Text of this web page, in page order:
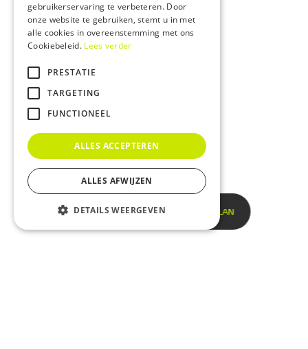
START UW MOBILITEITSPLAN
FRENCH
gebruikerservaring te verbeteren. Door
onze website te gebruiken, stemt u in met
alle cookies in overeenstemming met ons
Cookiebeleid. Lees verder
PRESTATIE
TARGETING
FUNCTIONEEL
ALLES ACCEPTEREN
ALLES AFWIJZEN
DETAILS WEERGEVEN